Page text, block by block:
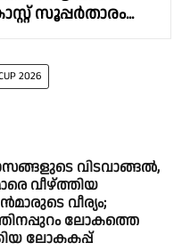
സൂപ്പർതാരം...
2026
വിടവാങ്ങൽ,
വീഴ്ത്തിയ
വീര്യം;
ലോകത്തെ
ലോകകപ്പ്